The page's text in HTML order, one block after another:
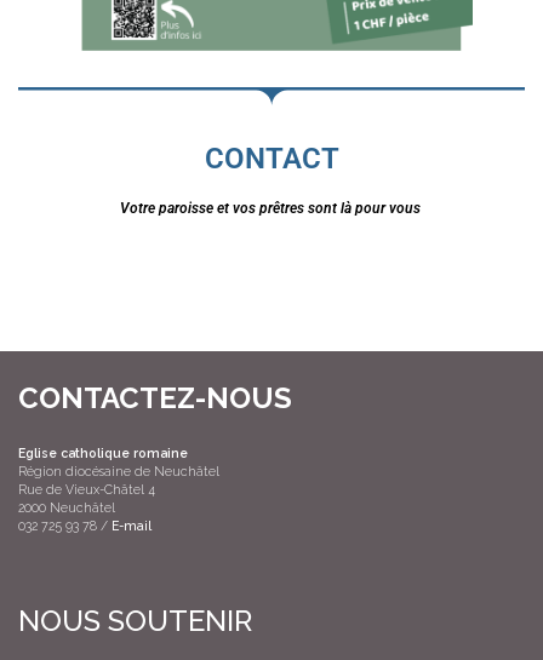
CONTACT
Votre paroisse et vos prêtres sont là pour vous
CONTACTEZ-NOUS
Eglise catholique romaine
Région diocésaine de Neuchâtel
Rue de Vieux-Châtel 4
2000 Neuchâtel
032 725 93 78 / E-mail
NOUS SOUTENIR